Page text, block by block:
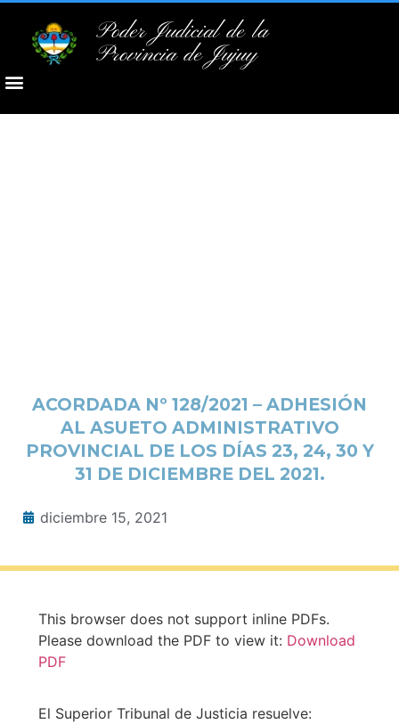
Poder Judicial de la
Provincia de Jujuy
ACORDADA Nº 128/2021 – ADHESIÓN
AL ASUETO ADMINISTRATIVO
PROVINCIAL DE LOS DÍAS 23, 24, 30 Y
31 DE DICIEMBRE DEL 2021.
diciembre 15, 2021
This browser does not support inline PDFs.
Please download the PDF to view it: Download
PDF
El Superior Tribunal de Justicia resuelve: